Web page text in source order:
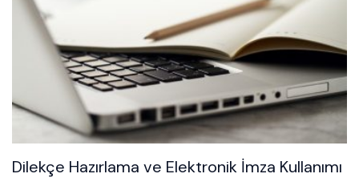
Dilekçe Hazırlama ve Elektronik İmza Kullanımı